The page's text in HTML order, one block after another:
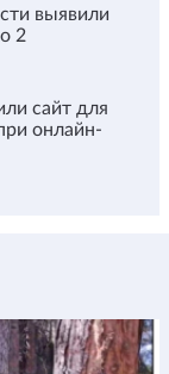
выявили
2
сайт для
онлайн-